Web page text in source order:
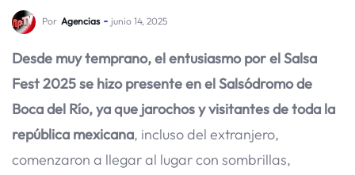
Por Agencias junio 14, 2025
Desde muy temprano, el entusiasmo por el Salsa
Fest 2025 se hizo presente en el Salsódromo de
Boca del Río, ya que jarochos y visitantes de toda la
república mexicana, incluso del extranjero,
comenzaron a llegar al lugar con sombrillas,